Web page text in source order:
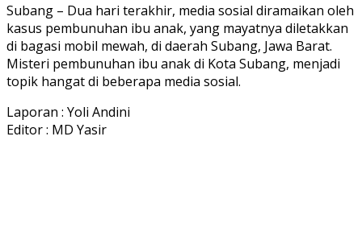
Subang – Dua hari terakhir, media sosial diramaikan oleh
kasus pembunuhan ibu anak, yang mayatnya diletakkan
di bagasi mobil mewah, di daerah Subang, Jawa Barat.
Misteri pembunuhan ibu anak di Kota Subang, menjadi
topik hangat di beberapa media sosial.
Laporan : Yoli Andini
Editor : MD Yasir